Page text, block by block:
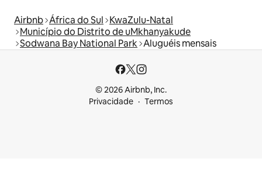
Airbnb África do Sul KwaZulu-Natal
Município do Distrito de uMkhanyakude
Sodwana Bay National Park Aluguéis mensais
© 2026 Airbnb, Inc.
Privacidade
Termos